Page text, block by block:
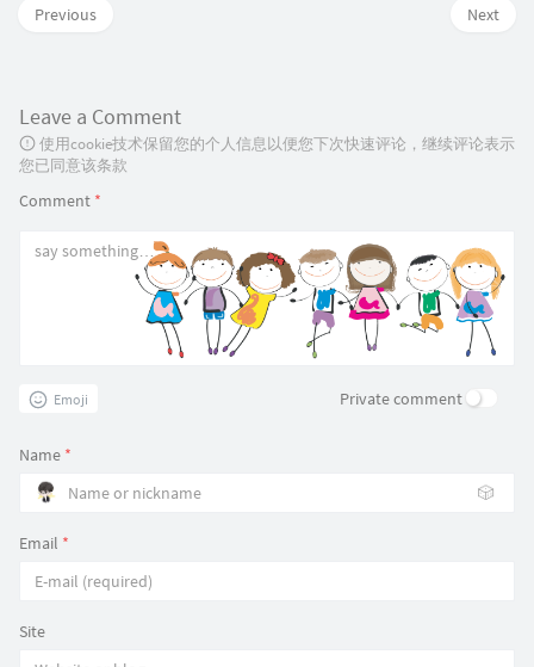
Next
Previous
Leave a Comment
使用cookie技术保留您的个人信息以便您下次快速评论，继续评论表示
您已同意该条款
Comment *
Emoji Private comment
Name *
🎲
Email *
Site